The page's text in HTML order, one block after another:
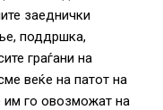
заеднички
поддршка,
граѓани на
веќе на патот на
им го овозможат на